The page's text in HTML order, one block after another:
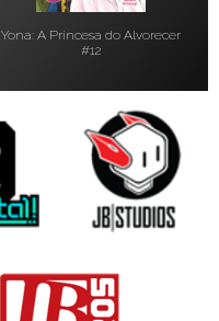
Yona: A Princesa do Alvorecer
#12